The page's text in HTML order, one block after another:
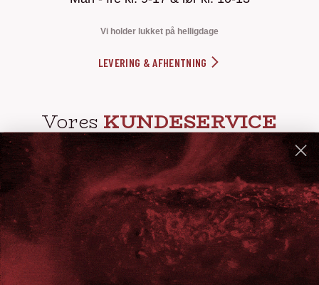
Vi holder lukket på helligdage
LEVERING & AFHENTNING
Vores KUNDESERVICE
info@steak-out.dk
+45 53644030
Telefontid: man - fre kl. 10-15